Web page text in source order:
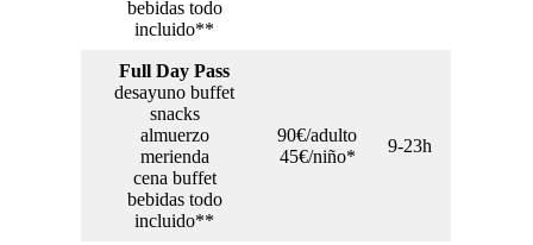
bebidas todo
incluido**
Full Day Pass
desayuno buffet
snacks
almuerzo
merienda
cena buffet
bebidas todo
incluido**
90€/adulto
45€/niño*
9-23h